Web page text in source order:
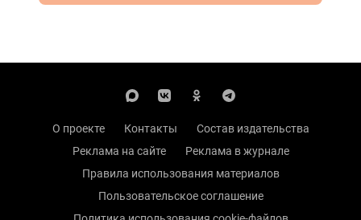
О проекте Контакты
Состав издательства
Реклама на сайте
Реклама в журнале
Правила использования материалов
Пользовательское соглашение